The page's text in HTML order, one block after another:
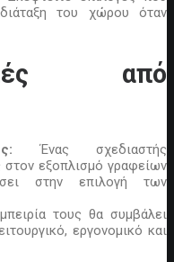
του χώρου όταν
από
Ένας σχεδιαστής
εξοπλισμό γραφείων
στην επιλογή των
τους θα συμβάλει
εργονομικό και